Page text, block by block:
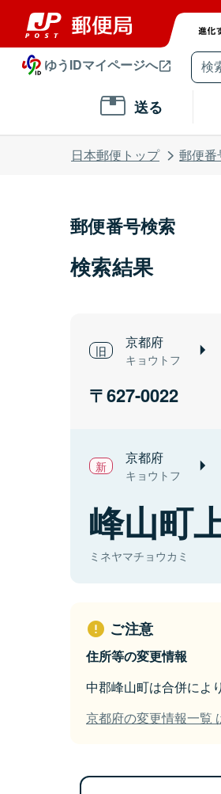
ゆうIDマイページへ
送る
日本郵便トップ 郵便番
郵便番号検索
検索結果
京都府
キョウトフ
627-0022
京都府
キョウトフ
峰山町
ミネヤマチョウカミ
ご注意
住所等の変更情報
中郡峰山町は合併によ
京都府の変更情報一覧